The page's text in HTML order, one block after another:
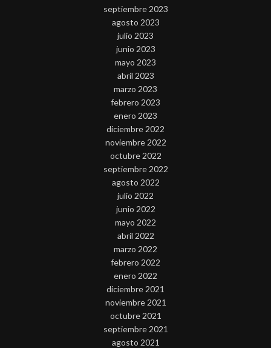
septiembre 2023
agosto 2023
julio 2023
junio 2023
mayo 2023
abril 2023
marzo 2023
febrero 2023
enero 2023
diciembre 2022
noviembre 2022
octubre 2022
septiembre 2022
agosto 2022
julio 2022
junio 2022
mayo 2022
abril 2022
marzo 2022
febrero 2022
enero 2022
diciembre 2021
noviembre 2021
octubre 2021
septiembre 2021
agosto 2021